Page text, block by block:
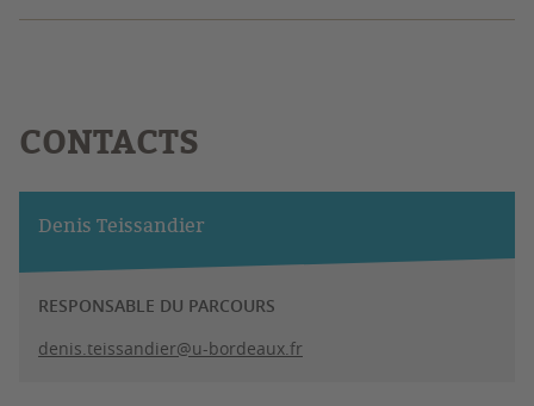
CONTACTS
Denis Teissandier
RESPONSABLE DU PARCOURS
denis.teissandier@u-bordeaux.fr